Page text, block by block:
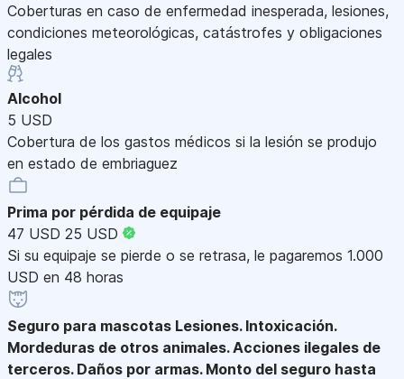
Coberturas en caso de enfermedad inesperada, lesiones,
condiciones meteorológicas, catástrofes y obligaciones
legales
Alcohol
5 USD
Cobertura de los gastos médicos si la lesión se produjo
en estado de embriaguez
Prima por pérdida de equipaje
47 USD 25 USD
Si su equipaje se pierde o se retrasa, le pagaremos 1.000
USD en 48 horas
Seguro para mascotas Lesiones. Intoxicación.
Mordeduras de otros animales. Acciones ilegales de
terceros. Daños por armas. Monto del seguro hasta